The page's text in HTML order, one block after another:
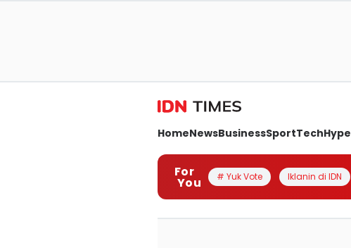
HomeNewsBusinessSportTechHype
For
You # Yuk Vote Iklanin di IDN